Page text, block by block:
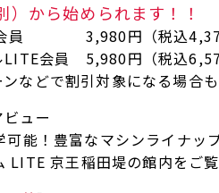
）から始められます！！
員 3,980円（税込4,378
会員 5,980円（税込
などで割引対象になる場合も
ュー
可能！豊富なマシンライナッ
LITE 京王稲田堤の館内をご覧